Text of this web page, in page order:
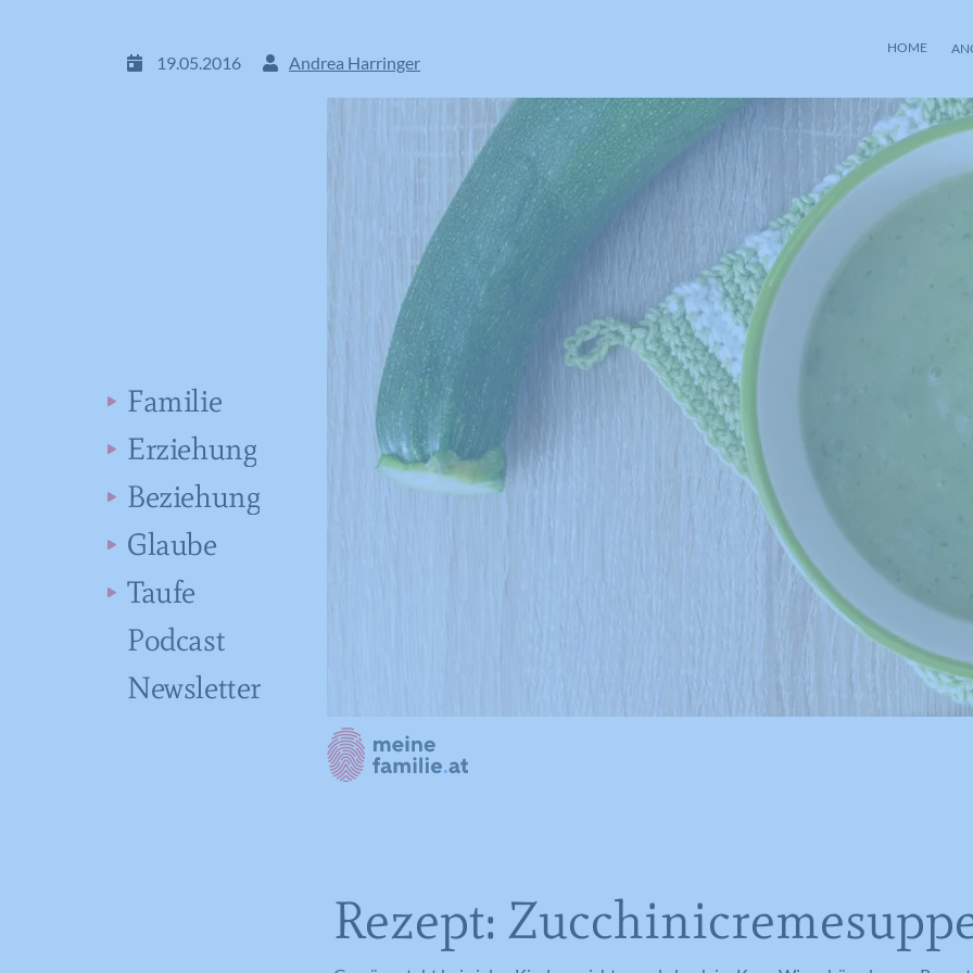
HOME
19.05.2016 Andrea Harringer
Familie
Erziehung
Beziehung
Glaube
Taufe
Podcast
Newsletter
Rezept: